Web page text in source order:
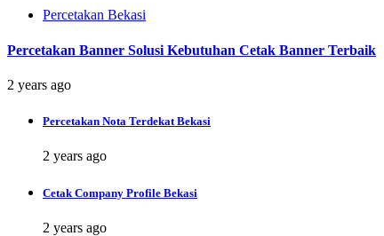
Percetakan Bekasi
Percetakan Banner Solusi Kebutuhan Cetak Banner Terbaik
2 years ago
Percetakan Nota Terdekat Bekasi
2 years ago
Cetak Company Profile Bekasi
2 years ago